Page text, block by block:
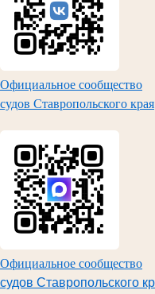
Официальное сообщество
судов Ставропольского края
Официальное сообщество
судов Ставропольского